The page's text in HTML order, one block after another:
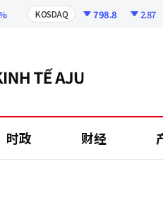
KOSDAQ 798.8 2.87 -
时政 财经